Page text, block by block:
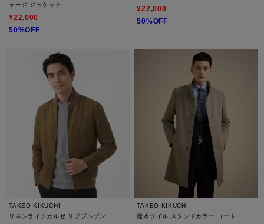
ャージ ジャケット
¥22,000
50%OFF
¥22,000
50%OFF
TAKEO KIKUCHI
リネンライクカルゼ リブブルゾン
TAKEO KIKUCHI
撥水ツイル スタンドカラー コート